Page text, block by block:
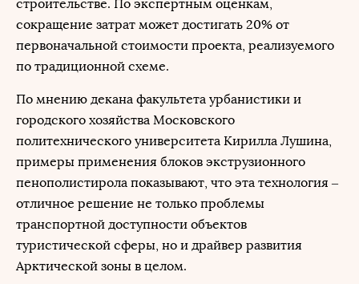
строительстве. По экспертным оценкам,
сокращение затрат может достигать 20% от
первоначальной стоимости проекта, реализуемого
по традиционной схеме.
По мнению декана факультета урбанистики и
городского хозяйства Московского
политехнического университета Кирилла Лушина,
примеры применения блоков экструзионного
пенополистирола показывают, что эта технология –
отличное решение не только проблемы
транспортной доступности объектов
туристической сферы, но и драйвер развития
Арктической зоны в целом.